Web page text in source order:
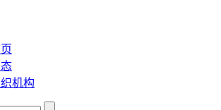
机构